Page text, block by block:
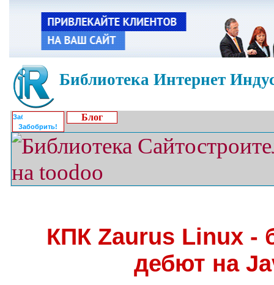
Библиотека Интернет
Забобрить!
Блог
КПК Zaurus Linux -
дебют на